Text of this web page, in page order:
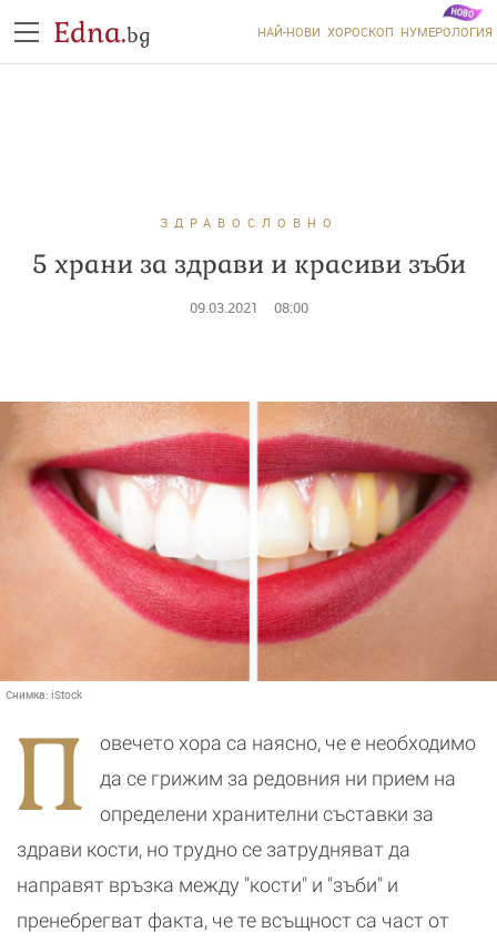
Edna.bg НАЙ-НОВИ ХОРОСКОП НУМЕРОЛОГИЯ
ЗДРАВОСЛОВНО
5 храни за здрави и красиви зъби
09.03.2021 08:00
Снимка: iStock
П
овечето хора са наясно, че е необходимо
да се грижим за редовния ни прием на
определени хранителни съставки за
здрави кости, но трудно се затрудняват да
направят връзка между "кости" и "зъби" и
пренебрегват факта, че те всъщност са част от